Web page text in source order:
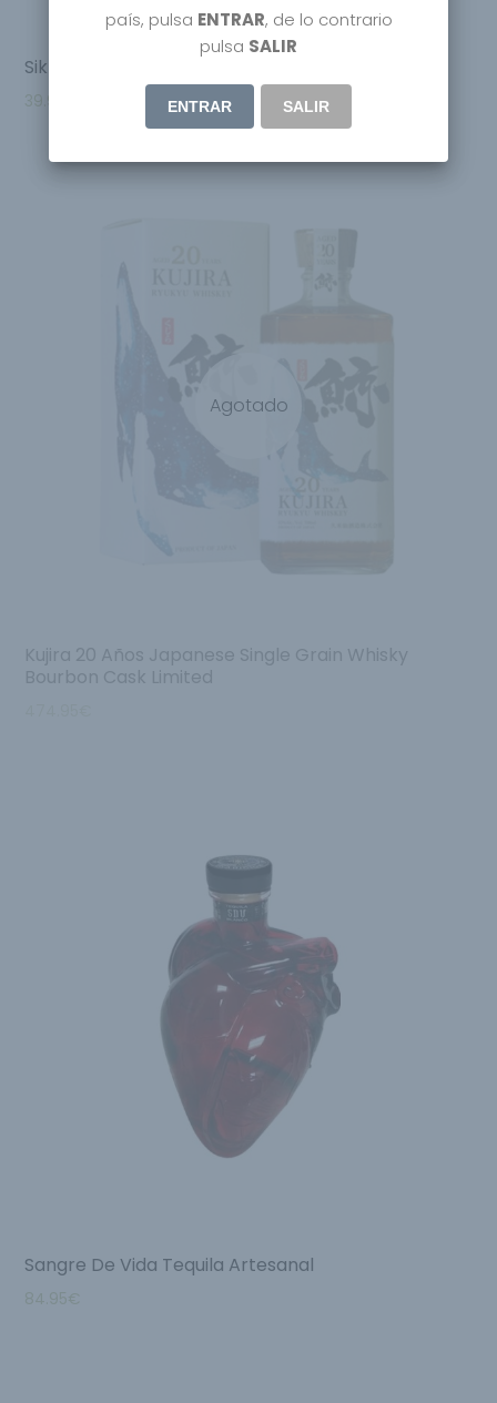
Sikkim Limon Ecological Distilled Gin
39.95
Agotado
Kujira 20 Años Japanese Single Grain Whisky
Bourbon Cask Limited
Sangre De Vida Tequila Artesanal
84.95€
país, pulsa ENTRAR, de lo contrario
pulsa SALIR
ENTRAR SALIR